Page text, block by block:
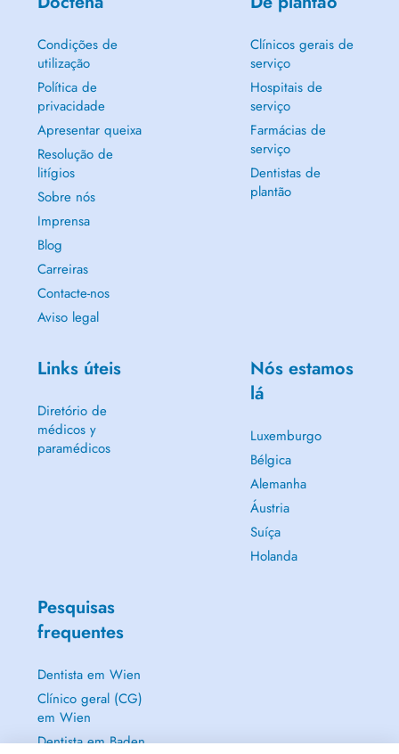
Condições de
utilização
Política de
privacidade
Apresentar queixa
Resolução de
litígios
Sobre nós
Imprensa
Blog
Carreiras
Contacte-nos
Aviso legal
Clínicos gerais de
serviço
Hospitais de
serviço
Farmácias de
serviço
Dentistas de
plantão
Links úteis
Diretório de
médicos y
paramédicos
Nós estamos
lá
Luxemburgo
Bélgica
Alemanha
Áustria
Suíça
Holanda
Pesquisas
frequentes
Dentista em Wien
Clínico geral (CG)
em Wien
Dentista em Baden